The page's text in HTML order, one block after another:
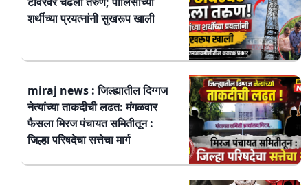
शर्थीच्या प्रयत्नांनी सुखरूप खाली
miraj news : जिल्ह्यातील दिग्गज
नेत्यांच्या ताकदीची लढत: मंगळवार
फैसला मिरज पंचायत समितीतून :
जिल्हा परिषदेचा सत्तेचा मार्ग